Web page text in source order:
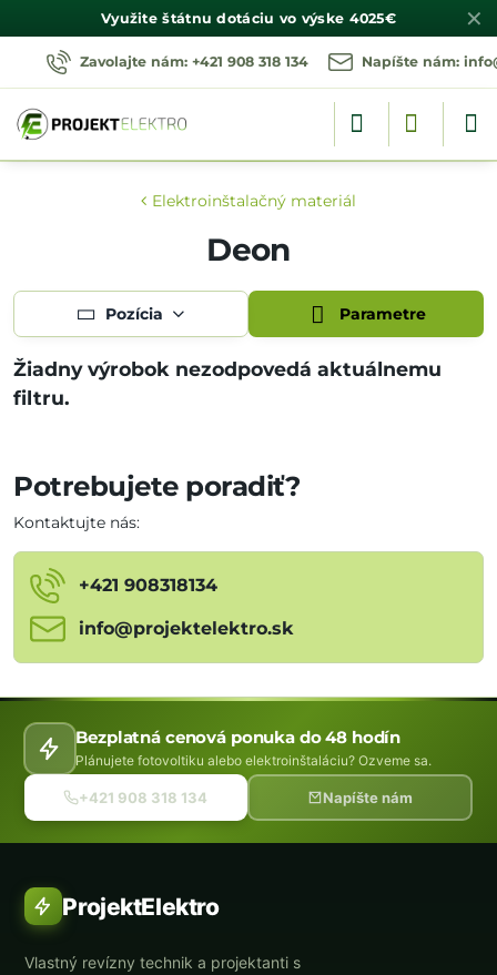
✕
Využite štátnu dotáciu vo výske 4025€
Zavolajte nám: +421 908 318 134 Napíšte nám:
Elektroinštalačný materiál
Deon
Pozícia Parametre
Potrebujete poradiť?
Kontaktujte nás:
+421 908318134
info​@projektelektro​.sk
Bezplatná cenová ponuka do 48 hodín
Plánujete fotovoltiku alebo elektroinštaláciu? Ozveme sa.
+421 908 318 134 Napíšte nám
ProjektElektro
Vlastný revízny technik a projektanti s